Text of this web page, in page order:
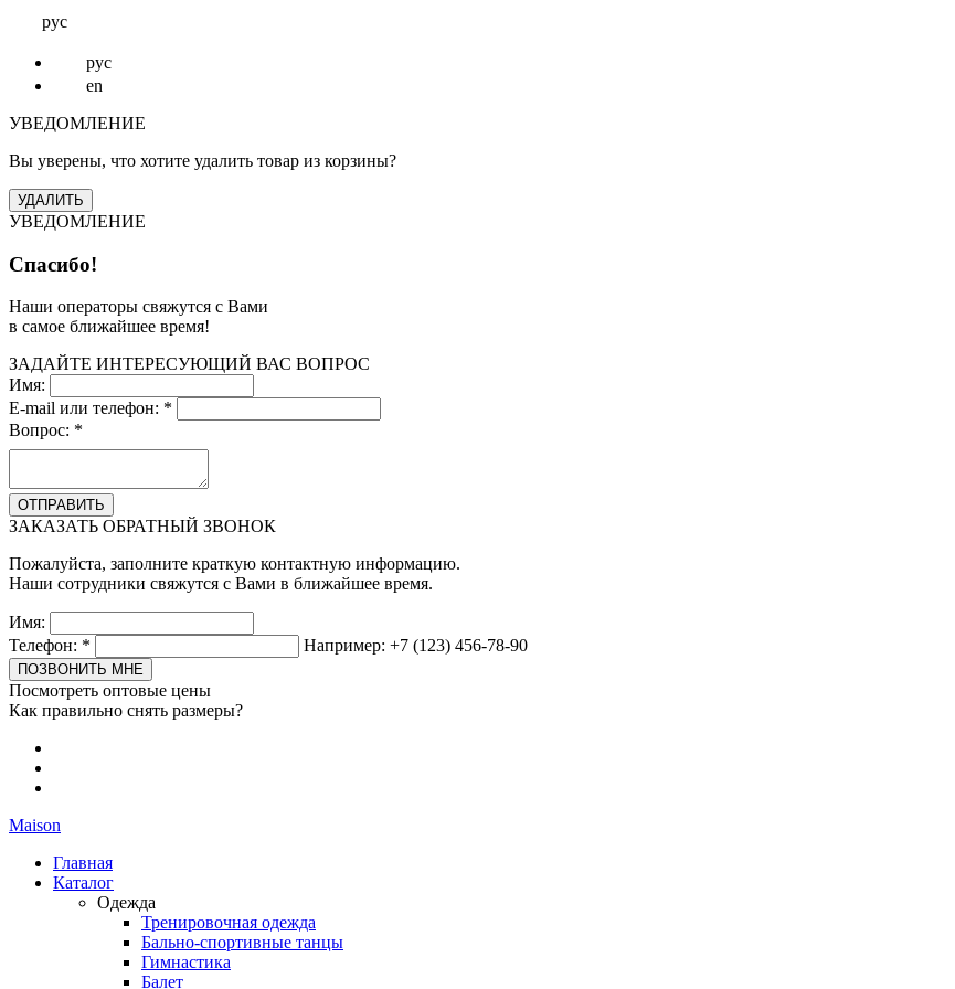
рус
рус
en
УВЕДОМЛЕНИЕ
Вы уверены, что хотите удалить товар из корзины?
УВЕДОМЛЕНИЕ
Спасибо!
Наши операторы свяжутся с Вами
в самое ближайшее время!
ЗАДАЙТЕ ИНТЕРЕСУЮЩИЙ ВАС ВОПРОС
Имя:
E-mail или телефон: *
Вопрос: *
ЗАКАЗАТЬ ОБРАТНЫЙ ЗВОНОК
Пожалуйста, заполните краткую контактную информацию.
Наши сотрудники свяжутся с Вами в ближайшее время.
Имя:
Телефон: * Например: +7 (123) 456-78-90
Посмотреть оптовые цены
Как правильно снять размеры?
Maison
Главная
Каталог
Одежда
Тренировочная одежда
Бально-спортивные танцы
Гимнастика
Балет